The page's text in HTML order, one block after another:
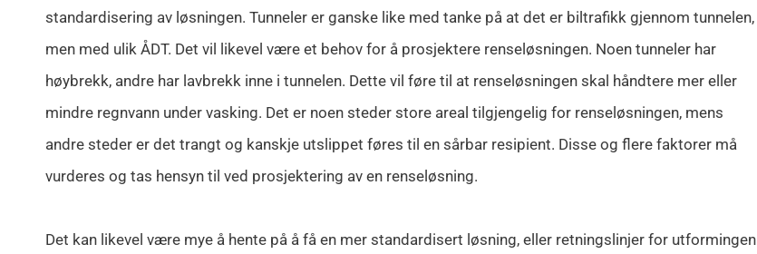
standardisering av løsningen. Tunneler er ganske like med tanke på at det er biltrafikk gjennom tunnelen,
men med ulik ÅDT. Det vil likevel være et behov for å prosjektere renseløsningen. Noen tunneler har
høybrekk, andre har lavbrekk inne i tunnelen. Dette vil føre til at renseløsningen skal håndtere mer eller
mindre regnvann under vasking. Det er noen steder store areal tilgjengelig for renseløsningen, mens
andre steder er det trangt og kanskje utslippet føres til en sårbar resipient. Disse og flere faktorer må
vurderes og tas hensyn til ved prosjektering av en renseløsning.
Det kan likevel være mye å hente på å få en mer standardisert løsning, eller retningslinjer for utformingen